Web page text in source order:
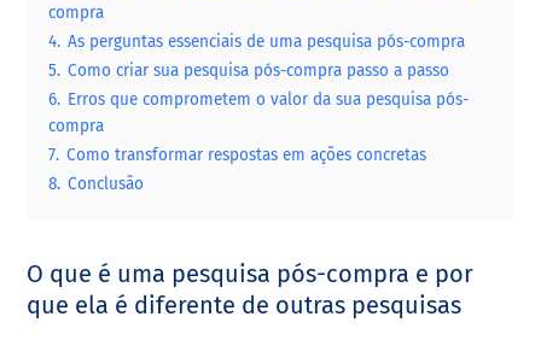
compra
4. As perguntas essenciais de uma pesquisa pós-compra
5. Como criar sua pesquisa pós-compra passo a passo
6. Erros que comprometem o valor da sua pesquisa pós-
compra
7. Como transformar respostas em ações concretas
8. Conclusão
O que é uma pesquisa pós-compra e por
que ela é diferente de outras pesquisas